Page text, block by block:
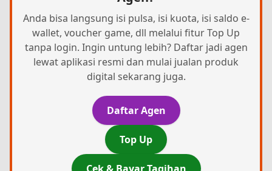
Anda bisa langsung isi pulsa, isi kuota, isi saldo e-
wallet, voucher game, dll melalui fitur Top Up
tanpa login. Ingin untung lebih? Daftar jadi agen
lewat aplikasi resmi dan mulai jualan produk
digital sekarang juga.
Daftar Agen
Top Up